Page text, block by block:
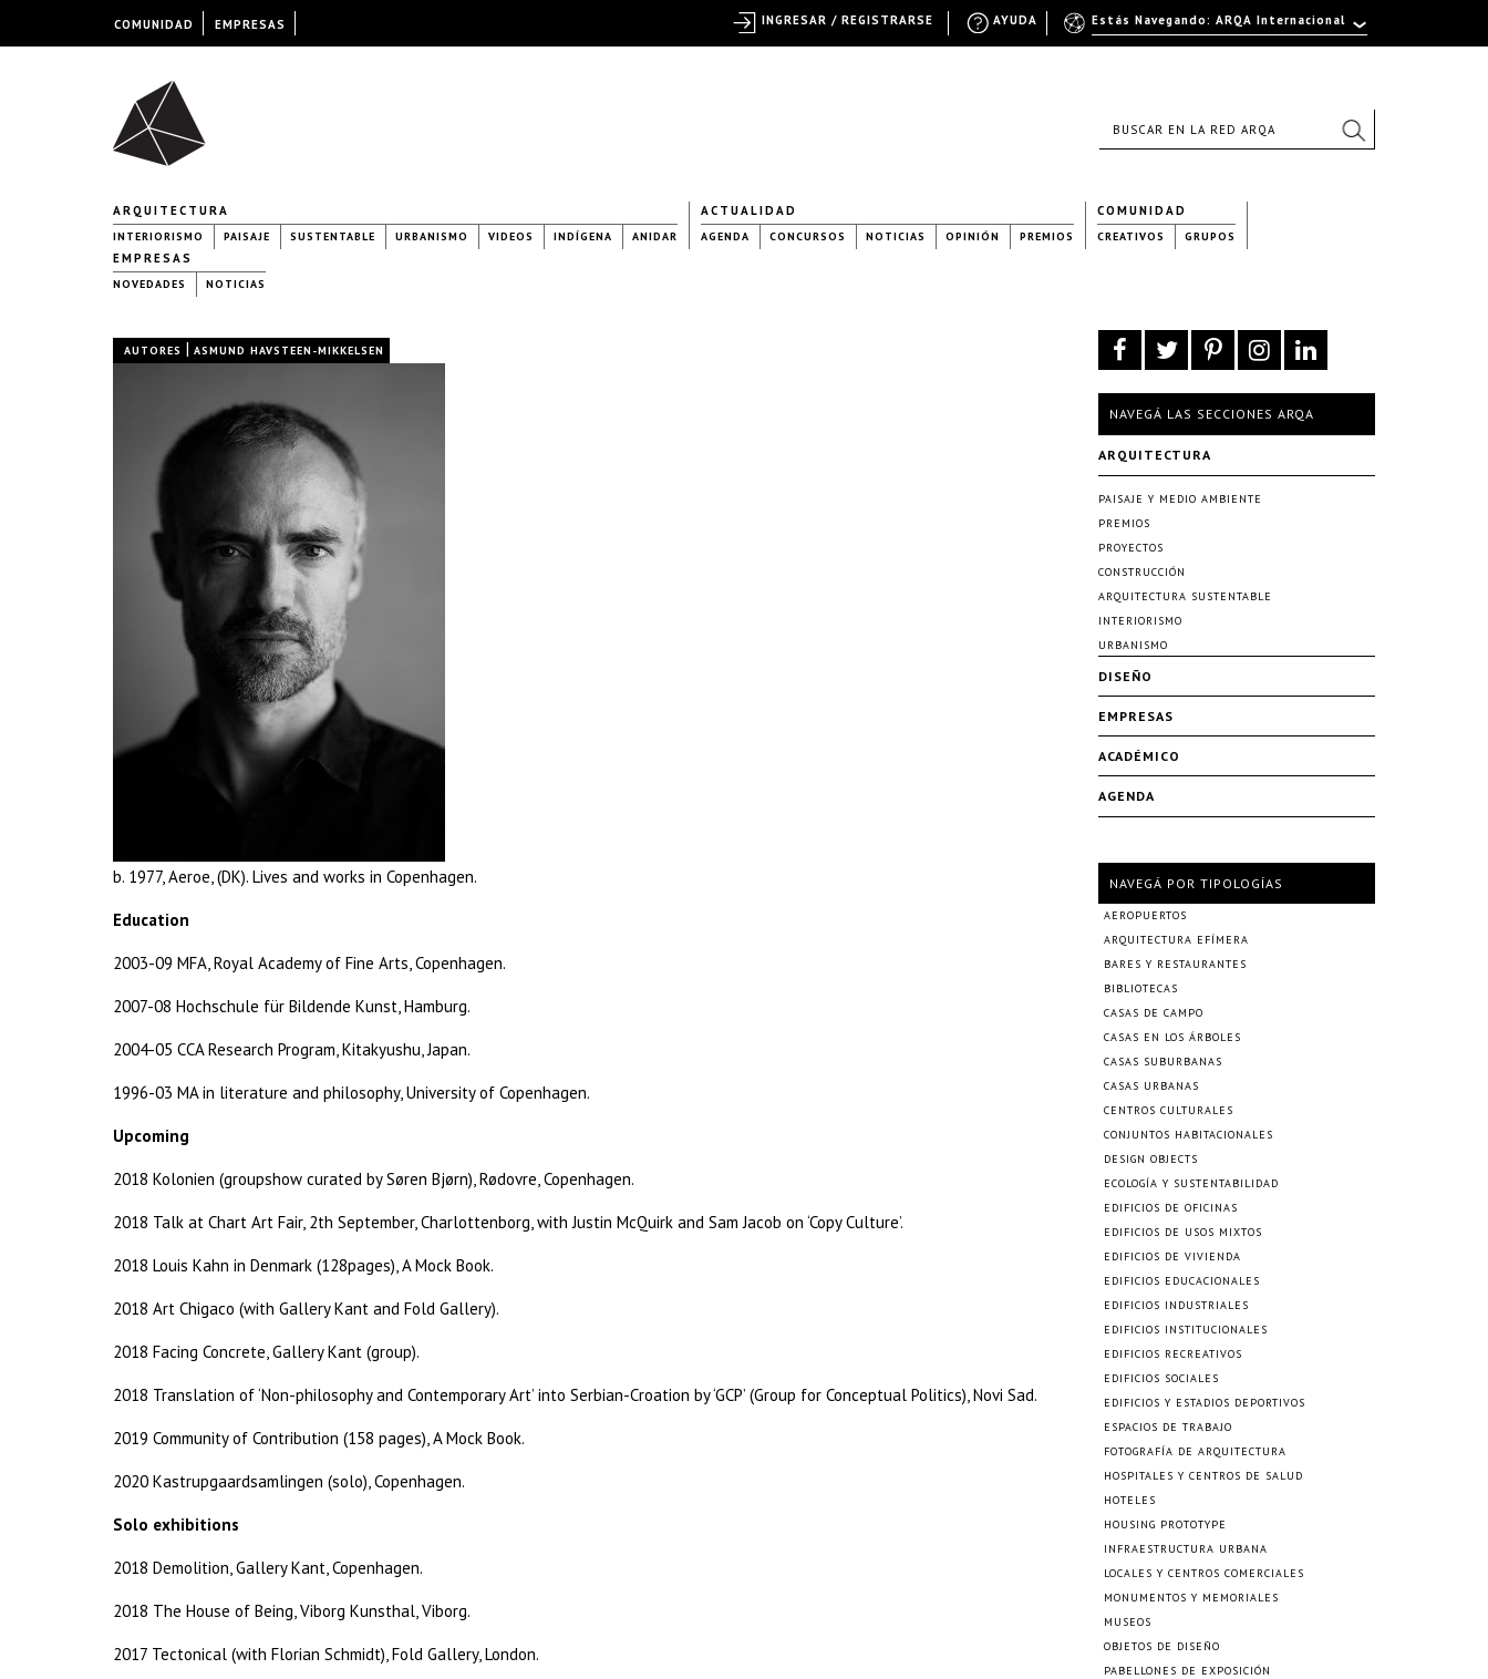
ARQUITECTURA
INTERIORISMO PAISAJE SUSTENTABLE URBANISMO VIDEOS INDÍGENA ANIDAR
ACTUALIDAD
AGENDA CONCURSOS NOTICIAS OPINIÓN PREMIOS
COMUNIDAD
CREATIVOS GRUPOS
EMPRESAS
NOVEDADES NOTICIAS
AUTORES | ASMUND HAVSTEEN-MIKKELSEN
b. 1977, Aeroe, (DK). Lives and works in Copenhagen.
Education
2003-09 MFA, Royal Academy of Fine Arts, Copenhagen.
2007-08 Hochschule für Bildende Kunst, Hamburg.
2004-05 CCA Research Program, Kitakyushu, Japan.
1996-03 MA in literature and philosophy, University of Copenhagen.
Upcoming
2018 Kolonien (groupshow curated by Søren Bjørn), Rødovre, Copenhagen.
2018 Talk at Chart Art Fair, 2th September, Charlottenborg, with Justin McQuirk and Sam Jacob on ‘Copy Culture’.
2018 Louis Kahn in Denmark (128pages), A Mock Book.
2018 Art Chigaco (with Gallery Kant and Fold Gallery).
2018 Facing Concrete, Gallery Kant (group).
2018 Translation of ‘Non-philosophy and Contemporary Art’ into Serbian-Croation by ‘GCP’ (Group for Conceptual Politics), Novi Sad.
2019 Community of Contribution (158 pages), A Mock Book.
2020 Kastrupgaardsamlingen (solo), Copenhagen.
Solo exhibitions
2018 Demolition, Gallery Kant, Copenhagen.
2018 The House of Being, Viborg Kunsthal, Viborg.
2017 Tectonical (with Florian Schmidt), Fold Gallery, London.
NAVEGÁ LAS SECCIONES ARQA
ARQUITECTURA
PAISAJE Y MEDIO AMBIENTE
PREMIOS
PROYECTOS
CONSTRUCCIÓN
ARQUITECTURA SUSTENTABLE
INTERIORISMO
URBANISMO
DISEÑO
EMPRESAS
ACADÉMICO
AGENDA
NAVEGÁ POR TIPOLOGÍAS
AEROPUERTOS
ARQUITECTURA EFÍMERA
BARES Y RESTAURANTES
BIBLIOTECAS
CASAS DE CAMPO
CASAS EN LOS ÁRBOLES
CASAS SUBURBANAS
CASAS URBANAS
CENTROS CULTURALES
CONJUNTOS HABITACIONALES
DESIGN OBJECTS
ECOLOGÍA Y SUSTENTABILIDAD
EDIFICIOS DE OFICINAS
EDIFICIOS DE USOS MIXTOS
EDIFICIOS DE VIVIENDA
EDIFICIOS EDUCACIONALES
EDIFICIOS INDUSTRIALES
EDIFICIOS INSTITUCIONALES
EDIFICIOS RECREATIVOS
EDIFICIOS SOCIALES
EDIFICIOS Y ESTADIOS DEPORTIVOS
ESPACIOS DE TRABAJO
FOTOGRAFÍA DE ARQUITECTURA
HOSPITALES Y CENTROS DE SALUD
HOTELES
HOUSING PROTOTYPE
INFRAESTRUCTURA URBANA
LOCALES Y CENTROS COMERCIALES
MONUMENTOS Y MEMORIALES
MUSEOS
OBJETOS DE DISEÑO
PABELLONES DE EXPOSICIÓN
COMUNIDAD EMPRESAS Estás Navegando: ARQA Internacional
AYUDA
INGRESAR / REGISTRARSE